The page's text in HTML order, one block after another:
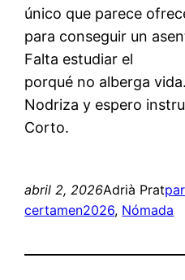
único que parece
para conseguir un
Falta estudiar el
porqué no alberga
Nodriza y espero
Corto.
abril 2, 2026Adrià Prat
certamen2026, Nómada